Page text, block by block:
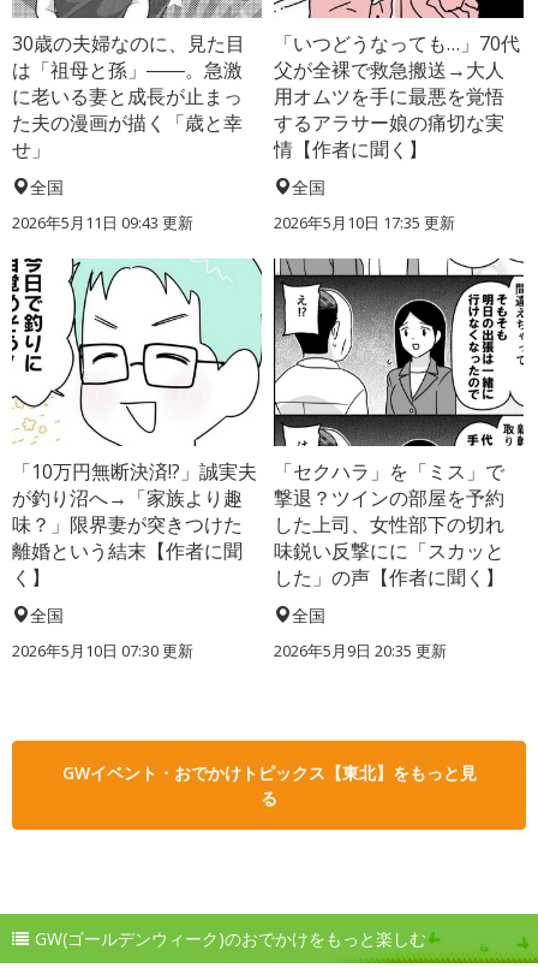
30歳の夫婦なのに、見た目
は「祖母と孫」――。急激
に老いる妻と成長が止まっ
た夫の漫画が描く「歳と幸
せ」
全国
2026年5月11日 09:43 更新
「いつどうなっても…」70代
父が全裸で救急搬送→大人
用オムツを手に最悪を覚悟
するアラサー娘の痛切な実
情【作者に聞く】
全国
2026年5月10日 17:35 更新
「10万円無断決済!?」誠実夫
が釣り沼へ→「家族より趣
味？」限界妻が突きつけた
離婚という結末【作者に聞
く】
全国
2026年5月10日 07:30 更新
「セクハラ」を「ミス」で
撃退？ツインの部屋を予約
した上司、女性部下の切れ
味鋭い反撃にに「スカッと
した」の声【作者に聞く】
全国
2026年5月9日 20:35 更新
GWイベント・おでかけトピックス【東北】をもっと見
る
GW(ゴールデンウィーク)のおでかけをもっと楽しむ